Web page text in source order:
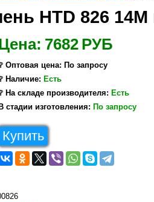
HTD 826
7682 РУБ
Оптовая цена: По запросу
Наличие: Есть
На складе производителя: Есть
В стадии изготовления: По запросу
Купить